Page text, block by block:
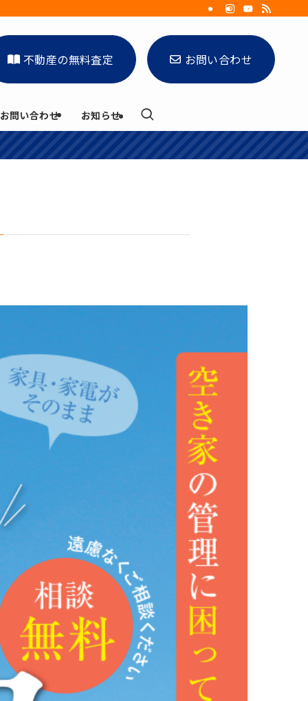
不動産の無料査定 お問い合わせ
お問い合わせ お知らせ